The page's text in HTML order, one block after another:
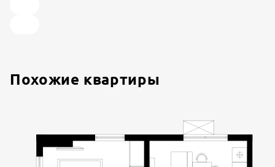
Похожие квартиры